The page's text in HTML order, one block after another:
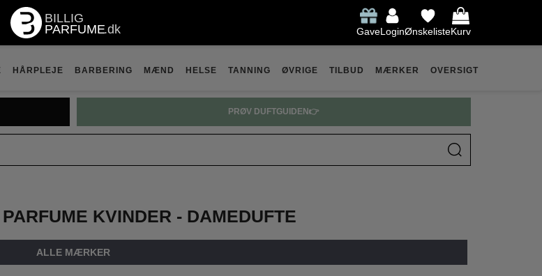
GaveLoginØnskelisteKurv
HÅRPLEJE BARBERING MÆND HELSE TANNING ØVRIGE TILBUD MÆRKER OVERSIGT
PRADA PARFUME SPAR OP TIL 30% 👉
KVINDER - DAMEDUFTE
ALLE MÆRKER